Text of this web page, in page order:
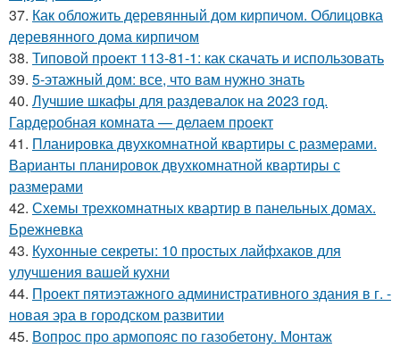
37. Как обложить деревянный дом кирпичом. Облицовка
деревянного дома кирпичом
38. Типовой проект 113-81-1: как скачать и использовать
39. 5-этажный дом: все, что вам нужно знать
40. Лучшие шкафы для раздевалок на 2023 год.
Гардеробная комната — делаем проект
41. Планировка двухкомнатной квартиры с размерами.
Варианты планировок двухкомнатной квартиры с
размерами
42. Схемы трехкомнатных квартир в панельных домах.
Брежневка
43. Кухонные секреты: 10 простых лайфхаков для
улучшения вашей кухни
44. Проект пятиэтажного административного здания в г. -
новая эра в городском развитии
45. Вопрос про армопояс по газобетону. Монтаж